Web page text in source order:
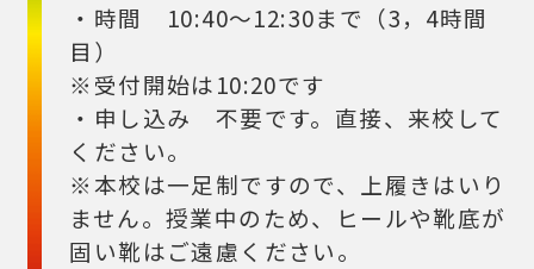
・時間 10:40～12:30まで（3，4時間
目）
※受付開始は10:20です
・申し込み 不要です。直接、来校して
ください。
※本校は一足制ですので、上履きはいり
ません。授業中のため、ヒールや靴底が
固い靴はご遠慮ください。